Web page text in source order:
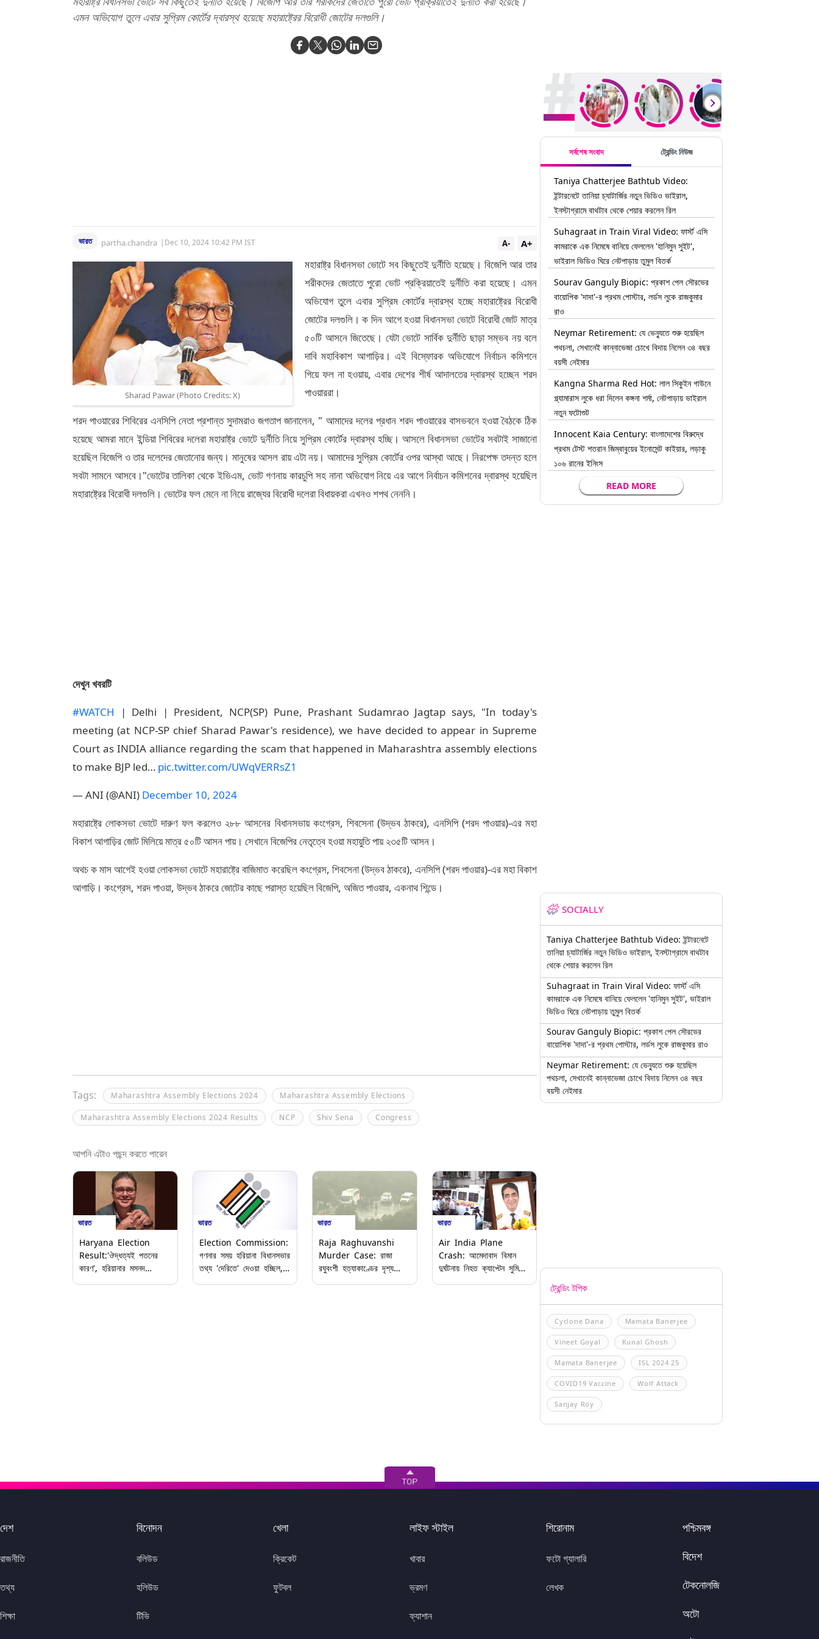
এমন অভিযোগ তুলে এবার সুপ্রিম কোর্টের দ্বারস্থ হয়েছে মহারাষ্ট্রের বিরোধী জোটের দলগুলি।
ভারত partha.chandra | Dec 10, 2024 10:42 PM IST A+
A-
Sharad Pawar (Photo Credits: X)
মহারাষ্ট্র বিধানসভা ভোটে সব কিছুতেই দুর্নীতি হয়েছে। বিজেপি আর তার
শরীকদের জেতাতে পুরো ভোট প্রক্রিয়াতেই দুর্নীতি করা হয়েছে। এমন
অভিযোগ তুলে এবার সুপ্রিম কোর্টের দ্বারস্থ হচ্ছে মহারাষ্ট্রের বিরোধী
জোটের দলগুলি। ক দিন আগে হওয়া বিধানসভা ভোটে বিরোধী জোট মাত্র
৫০টি আসনে জিতেছে। যেটা ভোটে সার্বিক দুর্নীতি ছাড়া সম্ভব নয় বলে
দাবি মহাবিকাশ আগাড়ির। এই বিস্ফোরক অভিযোগে নির্বাচন কমিশনে
গিয়ে ফল না হওয়ায়, এবার দেশের শীর্ষ আদালতের দ্বারস্থ হচ্ছেন শরদ
পাওয়াররা।
শরদ পাওয়ারের শিবিরের এনসিপি নেতা প্রশান্ত সুদামরাও জগতাপ জানালেন, " আমাদের দলের প্রধান শরদ পাওয়ারের বাসভবনে হওয়া বৈঠকে ঠিক
হয়েছে আমরা মানে ইন্ডিয়া শিবিরের দলেরা মহারাষ্ট্র ভোটে দুর্নীতি নিয়ে সুপ্রিম কোর্টের দ্বারস্থ হচ্ছি। আসলে বিধানসভা ভোটের সবটাই সাজানো
হয়েছিল বিজেপি ও তার দলেদের জেতানোর জন্য। মানুষের আসল রায় এটা নয়। আমাদের সুপ্রিম কোর্টের ওপর আস্থা আছে। নিরপেক্ষ তদন্ত হলে
সবটা সামনে আসবে।"ভোটের তালিকা থেকে ইভিএম, ভোট গণনায় কারচুপি সহ নানা অভিযোগ নিয়ে এর আগে নির্বাচন কমিশনের দ্বারস্থ হয়েছিল
মহারাষ্ট্রের বিরোধী দলগুলি। ভোটের ফল মেনে না নিয়ে রাজ্যের বিরোধী দলেরা বিধায়করা এখনও শপথ নেননি।
দেখুন খবরটি
#WATCH | Delhi | President, NCP(SP) Pune, Prashant Sudamrao Jagtap says, "In today's
meeting (at NCP-SP chief Sharad Pawar's residence), we have decided to appear in Supreme
Court as INDIA alliance regarding the scam that happened in Maharashtra assembly elections
to make BJP led… pic.twitter.com/UWqVERRsZ1
— ANI (@ANI) December 10, 2024
মহারাষ্ট্রে লোকসভা ভোটে দারুণ ফল করলেও ২৮৮ আসনের বিধানসভায় কংগ্রেস, শিবসেনা (উদ্ভব ঠাকরে), এনসিপি (শরদ পাওয়ার)-এর মহা
বিকাশ আগাড়ির জোট মিলিয়ে মাত্র ৫০টি আসন পায়। সেখানে বিজেপির নেতৃত্বে হওয়া মহায়ুতি পায় ২৩৫টি আসন।
অথচ ক মাস আগেই হওয়া লোকসভা ভোটে মহারাষ্ট্রে বাজিমাত করেছিল কংগ্রেস, শিবসেনা (উদ্ভব ঠাকরে), এনসিপি (শরদ পাওয়ার)-এর মহা বিকাশ
আগাড়ি। কংগ্রেস, শরদ পাওয়া, উদ্ভব ঠাকরে জোটের কাছে পরাস্ত হয়েছিল বিজেপি, অজিত পাওয়ার, একনাথ শিন্ডে।
Tags: Maharashtra Assembly Elections 2024 Maharashtra Assembly Elections
Maharashtra Assembly Elections 2024 Results NCP Shiv Sena Congress
আপনি এটাও পছন্দ করতে পারেন
ভারত
Haryana Election
Result:'ঔদ্ধত্যই পতনের
কারণ', হরিয়ানার মসনদ
ভারত
Election Commission:
গণনার সময় হরিয়ানা বিধানসভার
তথ্য 'দেরিতে' দেওয়া হচ্ছিল,
ভারত
Raja Raghuvanshi
Murder Case: রাজা
রঘুবংশী হত্যাকাণ্ডের দৃশ্য
ভারত
Air India Plane
Crash: আমেদাবাদ বিমান
দুর্ঘটনায় নিহত ক্যাপ্টেন সুমিতের
সর্বশেষ সংবাদ ট্রেন্ডিং নিউজ
Taniya Chatterjee Bathtub Video:
ইন্টারনেটে তানিয়া চ্যাটার্জির নতুন ভিডিও ভাইরাল,
ইনস্টাগ্রামে বাথটাব থেকে শেয়ার করলেন রিল
Suhagraat in Train Viral Video: ফার্স্ট এসি
কামরাকে এক নিমেষে বানিয়ে ফেললেন 'হানিমুন সুইট',
ভাইরাল ভিডিও ঘিরে নেটপাড়ায় তুমুল বিতর্ক
Sourav Ganguly Biopic: প্রকাশ পেল সৌরভের
বায়োপিক 'দাদা'-র প্রথম পোস্টার, লর্ডস লুকে রাজকুমার
রাও
Neymar Retirement: যে ভেন্যুতে শুরু হয়েছিল
পথচলা, সেখানেই কান্নাভেজা চোখে বিদায় নিলেন ৩৪ বছর
বয়সী নেইমার
Kangna Sharma Red Hot: লাল সিকুইন গাউনে
গ্ল্যামারাস লুকে ধরা দিলেন কঙ্গনা শর্মা, নেটপাড়ায় ভাইরাল
নতুন ফটোশুট
Innocent Kaia Century: বাংলাদেশের বিরুদ্ধে
প্রথম টেস্ট শতরান জিম্বাবুয়ের ইনোসেন্ট কাইয়ার, লড়াকু
১০৬ রানের ইনিংস
READ MORE
SOCIALLY
Taniya Chatterjee Bathtub Video: ইন্টারনেটে
তানিয়া চ্যাটার্জির নতুন ভিডিও ভাইরাল, ইনস্টাগ্রামে বাথটাব
থেকে শেয়ার করলেন রিল
Suhagraat in Train Viral Video: ফার্স্ট এসি
কামরাকে এক নিমেষে বানিয়ে ফেললেন 'হানিমুন সুইট', ভাইরাল
ভিডিও ঘিরে নেটপাড়ায় তুমুল বিতর্ক
Sourav Ganguly Biopic: প্রকাশ পেল সৌরভের
বায়োপিক 'দাদা'-র প্রথম পোস্টার, লর্ডস লুকে রাজকুমার রাও
Neymar Retirement: যে ভেন্যুতে শুরু হয়েছিল
পথচলা, সেখানেই কান্নাভেজা চোখে বিদায় নিলেন ৩৪ বছর
বয়সী নেইমার
ট্রেন্ডিং টপিক
Cyclone Dana Mamata Banerjee
Vineet Goyal Kunal Ghosh
Mamata Banerjee ISL 2024 25
COVID19 Vaccine Wolf Attack
Sanjay Roy
দেশ
রাজনীতি
তথ্য
শিক্ষা
বিনোদন
বলিউড
হলিউড
টিভি
খেলা
ক্রিকেট
ফুটবল
লাইফ স্টাইল
খাবার
ভ্রমণ
ফ্যাশান
শিরোনাম
ফটো গ্যালারি
লেখক
পশ্চিমবঙ্গ
বিদেশ
টেকনোলজি
অটো